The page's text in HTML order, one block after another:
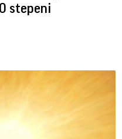
stepeni